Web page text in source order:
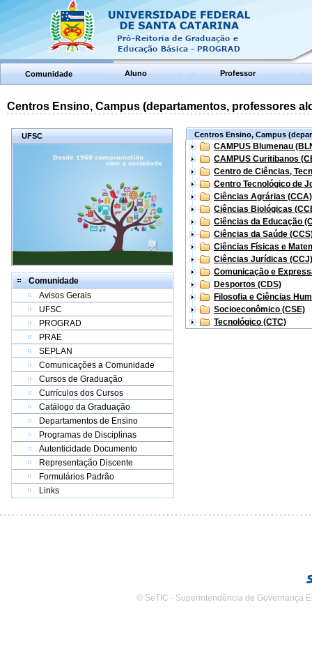
Comunidade Aluno Professor
Centros Ensino, Campus (departamentos, professores
UFSC
Comunidade
Avisos Gerais
UFSC
PROGRAD
PRAE
SEPLAN
Comunicações a Comunidade
Cursos de Graduação
Currículos dos Cursos
Catálogo da Graduação
Departamentos de Ensino
Programas de Disciplinas
Autenticidade Documento
Representação Discente
Formulários Padrão
Links
Centros Ensino, Campus
CAMPUS Blumenau
CAMPUS Curitibanos
Centro de Ciências,
Centro Tecnológico de
Ciências Agrárias (CCA)
Ciências Biológicas
Ciências da Educação
Ciências da Saúde
Ciências Físicas e
Ciências Jurídicas (CCJ)
Comunicação e
Desportos (CDS)
Filosofia e Ciências
Socioeconômico (CSE)
Tecnológico (CTC)
© SeTIC - Superintendência de Governança